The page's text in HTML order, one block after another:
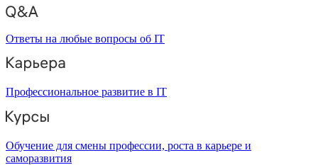
Ответы на любые вопросы об IT
Профессиональное развитие в IT
Обучение для смены профессии, роста в карьере и
саморазвития